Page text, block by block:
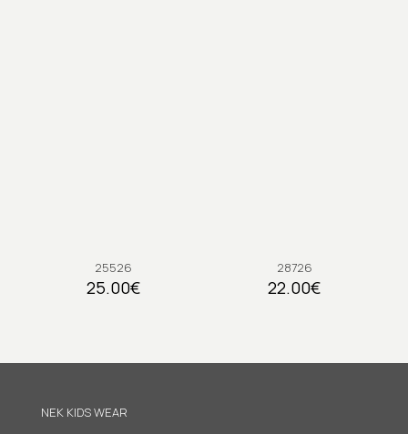
25526
25.00€
28726
22.00€
NEK KIDS WEAR